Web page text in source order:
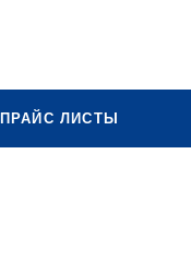
ПРАЙС ЛИСТЫ